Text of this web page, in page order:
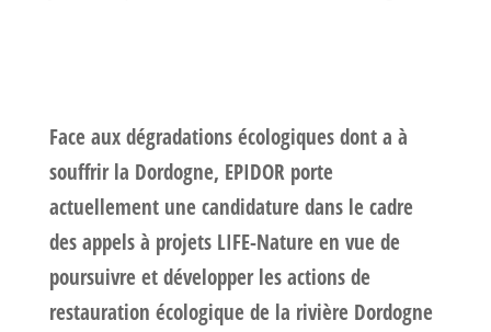
Face aux dégradations écologiques dont a à
souffrir la Dordogne, EPIDOR porte
actuellement une candidature dans le cadre
des appels à projets LIFE-Nature en vue de
poursuivre et développer les actions de
restauration écologique de la rivière Dordogne